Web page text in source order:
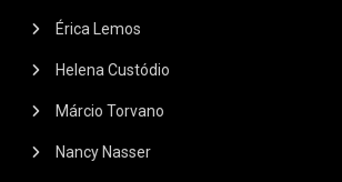
Érica Lemos
Helena Custódio
Márcio Torvano
Nancy Nasser